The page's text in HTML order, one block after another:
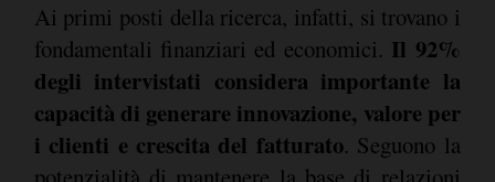
Ai primi posti della ricerca, infatti, si trovano i
fondamentali finanziari ed economici. Il 92%
degli intervistati considera importante la
capacità di generare innovazione, valore per
i clienti e crescita del fatturato. Seguono la